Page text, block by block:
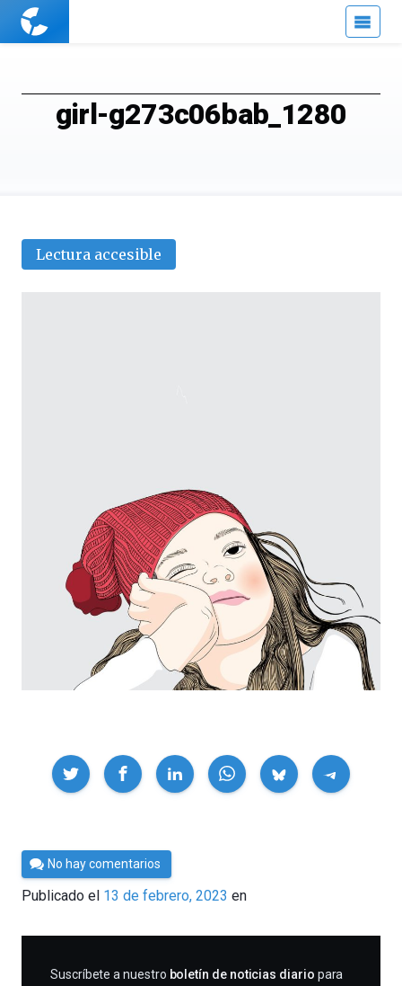
Cuaderno
girl-g273c06bab_1280
Lectura accesible
Compartir
Por
César
Tomé
No hay comentarios
Publicado el 13 de febrero, 2023 en
SUSCRIBIRME
Suscríbete a nuestro boletín de noticias diario para